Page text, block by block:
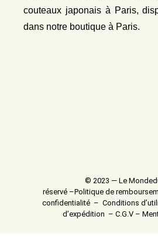
couteaux japonais à Paris,
dans notre boutique à Paris.
© 2023 — Le
réservé –Politique de
confidentialité – Conditions
d’expédition – C.G.V–